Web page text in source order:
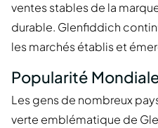
ventes stables de la
durable. Glenfiddich
les marchés établis et
Popularité
Les gens de nombreux
verte emblématique de